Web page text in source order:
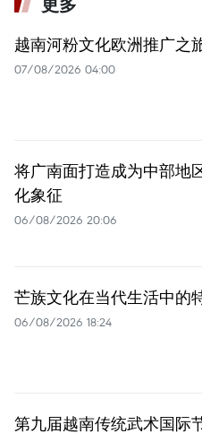
更多
越南河粉文化欧洲推广之
07/08/2026 04:00
将广南面打造成为中部地
化象征
06/08/2026 20:06
芒族文化在当代生活中的
06/08/2026 18:24
第九届越南传统武术国际